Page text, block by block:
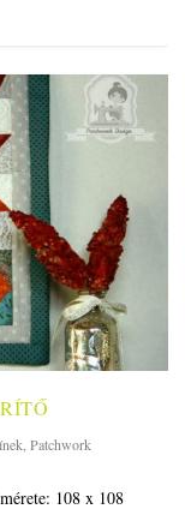
,Patchwork
108 x 108